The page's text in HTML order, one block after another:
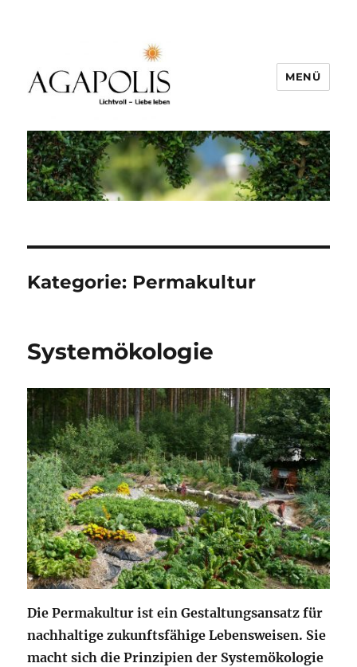
MENÜ
Kategorie: Permakultur
Systemökologie
Die Permakultur ist ein Gestaltungsansatz für
nachhaltige zukunftsfähige Lebensweisen. Sie
macht sich die Prinzipien der Systemökologie